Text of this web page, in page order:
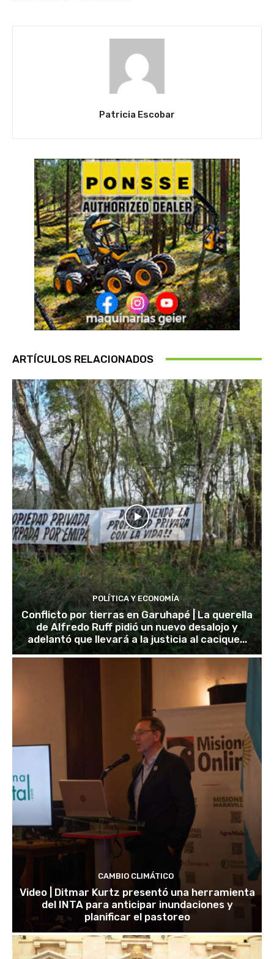
Patricia Escobar
ARTÍCULOS RELACIONADOS
POLÍTICA Y ECONOMÍA
Conflicto por tierras en Garuhapé | La querella
de Alfredo Ruff pidió un nuevo desalojo y
adelantó que llevará a la justicia al cacique...
CAMBIO CLIMÁTICO
Video | Ditmar Kurtz presentó una herramienta
del INTA para anticipar inundaciones y
planificar el pastoreo